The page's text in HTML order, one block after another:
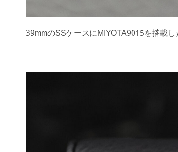
39mmのSSケースにMIYOTA9015を搭載し